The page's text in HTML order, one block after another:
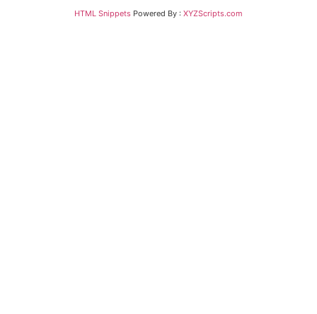
HTML Snippets Powered By : XYZScripts.com